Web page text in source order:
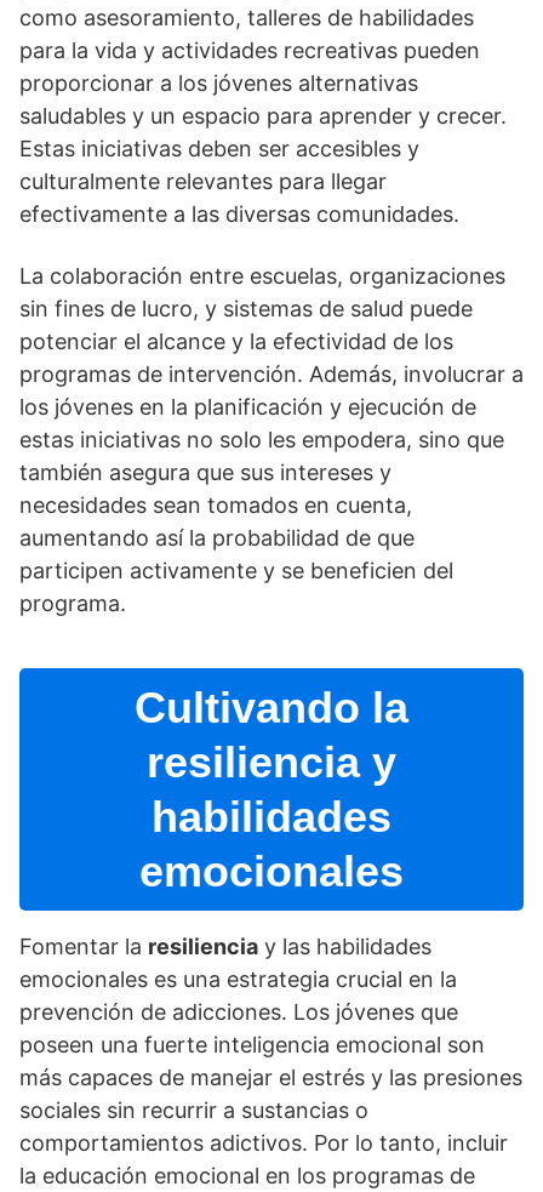
como asesoramiento, talleres de habilidades
para la vida y actividades recreativas pueden
proporcionar a los jóvenes alternativas
saludables y un espacio para aprender y crecer.
Estas iniciativas deben ser accesibles y
culturalmente relevantes para llegar
efectivamente a las diversas comunidades.
La colaboración entre escuelas, organizaciones
sin fines de lucro, y sistemas de salud puede
potenciar el alcance y la efectividad de los
programas de intervención. Además, involucrar a
los jóvenes en la planificación y ejecución de
estas iniciativas no solo les empodera, sino que
también asegura que sus intereses y
necesidades sean tomados en cuenta,
aumentando así­ la probabilidad de que
participen activamente y se beneficien del
programa.
Cultivando la
resiliencia y
habilidades
emocionales
Fomentar la resiliencia y las habilidades
emocionales es una estrategia crucial en la
prevención de adicciones. Los jóvenes que
poseen una fuerte inteligencia emocional son
más capaces de manejar el estrés y las presiones
sociales sin recurrir a sustancias o
comportamientos adictivos. Por lo tanto, incluir
la educación emocional en los programas de